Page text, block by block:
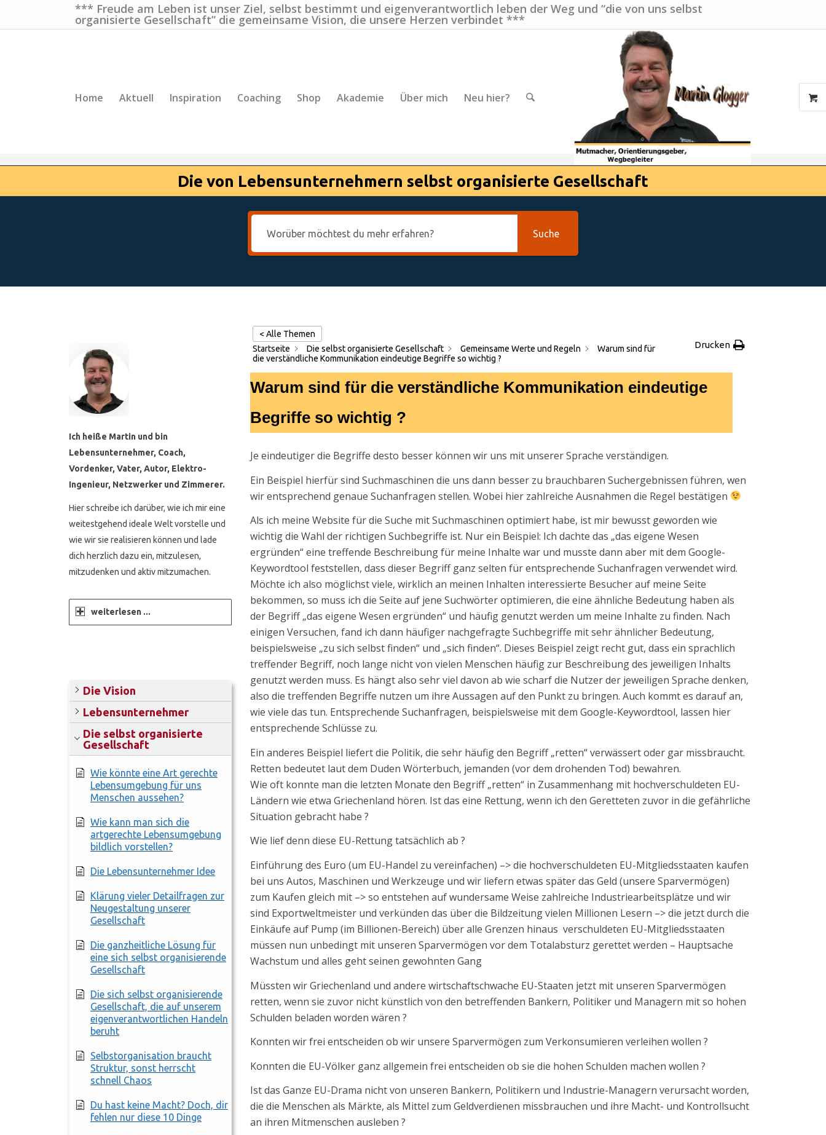
*** Freude am Leben ist unser Ziel, selbst bestimmt und eigenverantwortlich leben der Weg und “die von uns selbst
organisierte Gesellschaft” die gemeinsame Vision, die unsere Herzen verbindet ***
Home Aktuell Inspiration Coaching Shop Akademie Über mich Neu hier?
Die von Lebensunternehmern selbst organisierte Gesellschaft
Suche
Ich heiße Martin und bin
Lebensunternehmer, Coach,
Vordenker, Vater, Autor, Elektro-
Ingenieur, Netzwerker und Zimmerer.
Hier schreibe ich darüber, wie ich mir eine
weitestgehend ideale Welt vorstelle und
wie wir sie realisieren können und lade
dich herzlich dazu ein, mitzulesen,
mitzudenken und aktiv mitzumachen.
weiterlesen ...
Die Vision
Lebensunternehmer
Die selbst organisierte
Gesellschaft
Wie könnte eine Art gerechte
Lebensumgebung für uns
Menschen aussehen?
Wie kann man sich die
artgerechte Lebensumgebung
bildlich vorstellen?
Die Lebensunternehmer Idee
Klärung vieler Detailfragen zur
Neugestaltung unserer
Gesellschaft
Die ganzheitliche Lösung für
eine sich selbst organisierende
Gesellschaft
Die sich selbst organisierende
Gesellschaft, die auf unserem
eigenverantwortlichen Handeln
beruht
Selbstorganisation braucht
Struktur, sonst herrscht
schnell Chaos
Du hast keine Macht? Doch, dir
fehlen nur diese 10 Dinge
< Alle Themen
Startseite
Die selbst organisierte Gesellschaft Gemeinsame Werte und Regeln
Warum sind für
die verständliche Kommunikation eindeutige Begriffe so wichtig ?
Drucken
Warum sind für die verständliche Kommunikation eindeutige
Begriffe so wichtig ?
Je eindeutiger die Begriffe desto besser können wir uns mit unserer Sprache verständigen.
Ein Beispiel hierfür sind Suchmaschinen die uns dann besser zu brauchbaren Suchergebnissen führen, wen
wir entsprechend genaue Suchanfragen stellen. Wobei hier zahlreiche Ausnahmen die Regel bestätigen
Als ich meine Website für die Suche mit Suchmaschinen optimiert habe, ist mir bewusst geworden wie
wichtig die Wahl der richtigen Suchbegriffe ist. Nur ein Beispiel: Ich dachte das „das eigene Wesen
ergründen“ eine treffende Beschreibung für meine Inhalte war und musste dann aber mit dem Google-
Keywordtool feststellen, dass dieser Begriff ganz selten für entsprechende Suchanfragen verwendet wird.
Möchte ich also möglichst viele, wirklich an meinen Inhalten interessierte Besucher auf meine Seite
bekommen, so muss ich die Seite auf jene Suchwörter optimieren, die eine ähnliche Bedeutung haben als
der Begriff „das eigene Wesen ergründen“ und häufig genutzt werden um meine Inhalte zu finden. Nach
einigen Versuchen, fand ich dann häufiger nachgefragte Suchbegriffe mit sehr ähnlicher Bedeutung,
beispielsweise „zu sich selbst finden“ und „sich finden“. Dieses Beispiel zeigt recht gut, dass ein sprachlich
treffender Begriff, noch lange nicht von vielen Menschen häufig zur Beschreibung des jeweiligen Inhalts
genutzt werden muss. Es hängt also sehr viel davon ab wie scharf die Nutzer der jeweiligen Sprache denken,
also die treffenden Begriffe nutzen um ihre Aussagen auf den Punkt zu bringen. Auch kommt es darauf an,
wie viele das tun. Entsprechende Suchanfragen, beispielsweise mit dem Google-Keywordtool, lassen hier
entsprechende Schlüsse zu.
Ein anderes Beispiel liefert die Politik, die sehr häufig den Begriff „retten“ verwässert oder gar missbraucht.
Retten bedeutet laut dem Duden Wörterbuch, jemanden (vor dem drohenden Tod) bewahren.
Wie oft konnte man die letzten Monate den Begriff „retten“ in Zusammenhang mit hochverschuldeten EU-
Ländern wie etwa Griechenland hören. Ist das eine Rettung, wenn ich den Geretteten zuvor in die gefährliche
Situation gebracht habe ?
Wie lief denn diese EU-Rettung tatsächlich ab ?
Einführung des Euro (um EU-Handel zu vereinfachen) –> die hochverschuldeten EU-Mitgliedsstaaten kaufen
bei uns Autos, Maschinen und Werkzeuge und wir liefern etwas später das Geld (unsere Sparvermögen)
zum Kaufen gleich mit –> so entstehen auf wundersame Weise zahlreiche Industriearbeitsplätze und wir
sind Exportweltmeister und verkünden das über die Bildzeitung vielen Millionen Lesern –> die jetzt durch die
Einkäufe auf Pump (im Billionen-Bereich) über alle Grenzen hinaus verschuldeten EU-Mitgliedsstaaten
müssen nun unbedingt mit unseren Sparvermögen vor dem Totalabsturz gerettet werden – Hauptsache
Wachstum und alles geht seinen gewohnten Gang
Müssten wir Griechenland und andere wirtschaftschwache EU-Staaten jetzt mit unseren Sparvermögen
retten, wenn sie zuvor nicht künstlich von den betreffenden Bankern, Politiker und Managern mit so hohen
Schulden beladen worden wären ?
Konnten wir frei entscheiden ob wir unsere Sparvermögen zum Verkonsumieren verleihen wollen ?
Konnten die EU-Völker ganz allgemein frei entscheiden ob sie die hohen Schulden machen wollen ?
Ist das Ganze EU-Drama nicht von unseren Bankern, Politikern und Industrie-Managern verursacht worden,
die die Menschen als Märkte, als Mittel zum Geldverdienen missbrauchen und ihre Macht- und Kontrollsucht
an ihren Mitmenschen ausleben ?